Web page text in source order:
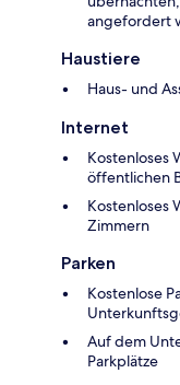
angefordert
Haustiere
Haus- und
Internet
Kostenloses
öffentlichen
Kostenloses
Zimmern
Parken
Kostenlose
Auf dem
Parkplätze